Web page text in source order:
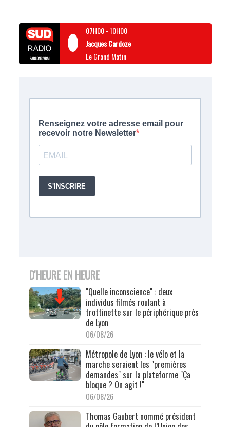
07H00-10H00
Jacques Cardoze
Le Grand Matin
D'HEURE EN HEURE
"Quelle inconscience" : deux
individus filmés roulant à
trottinette sur le périphérique près
de Lyon
06/08/26
Métropole de Lyon : le vélo et la
marche seraient les "premières
demandes" sur la plateforme "Ça
bloque ? On agit !"
06/08/26
Thomas Gaubert nommé président